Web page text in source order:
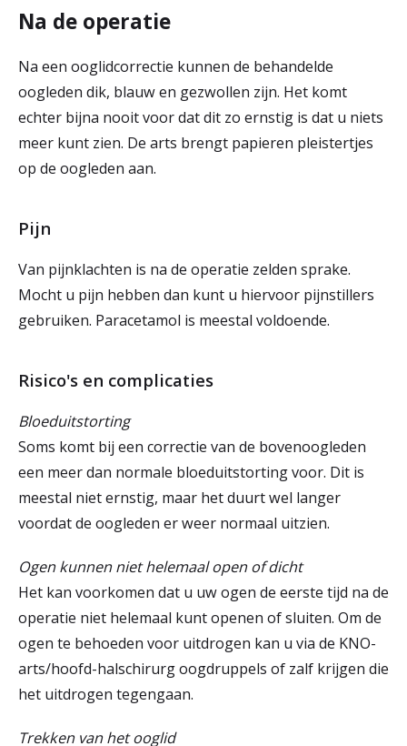
Na de operatie
Na een ooglidcorrectie kunnen de behandelde
oogleden dik, blauw en gezwollen zijn. Het komt
echter bijna nooit voor dat dit zo ernstig is dat u niets
meer kunt zien. De arts brengt papieren pleistertjes
op de oogleden aan.
Pijn
Van pijnklachten is na de operatie zelden sprake.
Mocht u pijn hebben dan kunt u hiervoor pijnstillers
gebruiken. Paracetamol is meestal voldoende.
Risico's en complicaties
Bloeduitstorting
Soms komt bij een correctie van de bovenoogleden
een meer dan normale bloeduitstorting voor. Dit is
meestal niet ernstig, maar het duurt wel langer
voordat de oogleden er weer normaal uitzien.
Ogen kunnen niet helemaal open of dicht
Het kan voorkomen dat u uw ogen de eerste tijd na de
operatie niet helemaal kunt openen of sluiten. Om de
ogen te behoeden voor uitdrogen kan u via de KNO-
arts/hoofd-halschirurg oogdruppels of zalf krijgen die
het uitdrogen tegengaan.
Trekken van het ooglid